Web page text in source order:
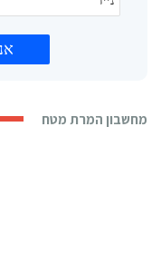
מחשבון המרת מטח